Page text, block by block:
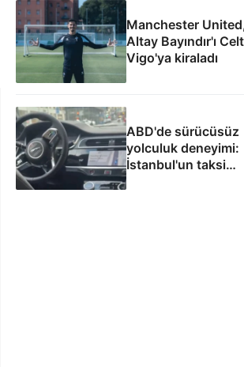
Manchester
Altay Bayındır'ı
Vigo'ya kiraladı
ABD'de sürücüsüz
yolculuk deneyimi:
İstanbul'un taksi
sorununa çözüm